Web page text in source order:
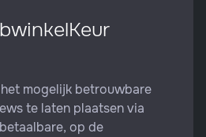
mogelijk betrouwbare
te laten plaatsen via
op de